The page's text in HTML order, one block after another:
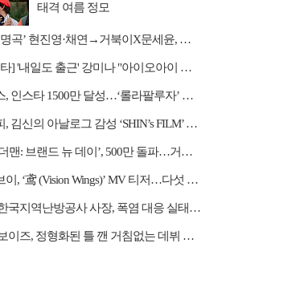
태격 여름 정모
‘불후의 명곡’ 현진영·채연→거북이X문세윤, 레전드 배틀
[비즈 스타] '내일도 출근' 강미나 "아이오아이 불화설? 사실 아냐"(인터뷰)
코르티스, 인스타 1500만 달성…‘롤라팔루자’ 무대 열기 이어간다
에이엠피, 김신의 아날로그 감성 ‘SHIN’s FILM’ 공개
‘스파이더맨: 브랜드 뉴 데이’, 500만 돌파…거침없는 흥행 질주
웨이션브이, ‘鸢 (Vision Wings)’ MV 티저…다섯 전사들의 강렬한 비상
하동근 한국지역난방공사 사장, 폭염 대응 실태 점검 "안전관리에 최선을 다할 것"
웨이프 보이즈, 정형화된 틀 깬 거침없는 데뷔 행보